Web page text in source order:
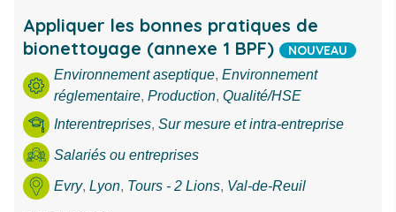
Vous cherchez
Thème
Ville
RECHERCHE
Appliquer les bonnes pratiques de
bionettoyage (annexe 1 BPF)
NOUVEAU
Environnement aseptique, Environnement
réglementaire, Production, Qualité/HSE
Interentreprises, Sur mesure et intra-entreprise
Salariés ou entreprises
Evry, Lyon, Tours - 2 Lions, Val-de-Reuil